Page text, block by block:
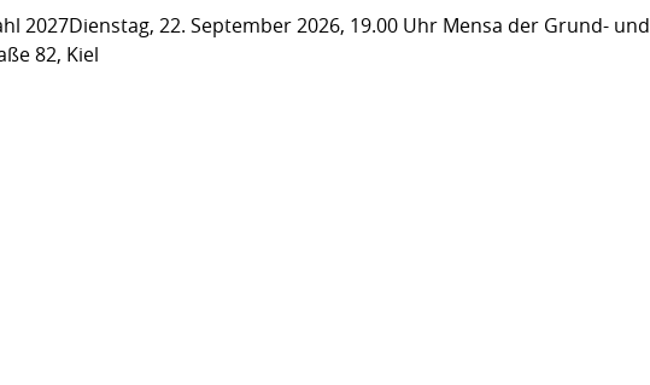
2027Dienstag, 22. September 2026, 19.00 Uhr Mensa der Grund- und
82, Kiel